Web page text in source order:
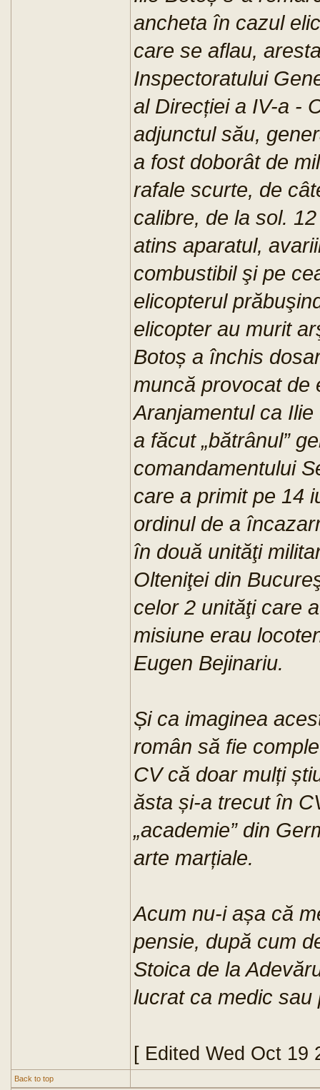
ancheta în cazul
care se aflau,
Inspectoratului
al Direcției a IV-a -
adjunctul său,
a fost doborât de
rafale scurte, de
calibre, de la sol.
atins aparatul,
combustibil şi pe
elicopterul
elicopter au murit
Botoș a închis
muncă provocat de
Aranjamentul ca
a făcut „bătrânul”
comandamentului
care a primit pe 14
ordinul de a
în două unităţi
Olteniţei din
celor 2 unităţi care
misiune erau
Eugen Bejinariu.
Și ca imaginea
român să fie
CV că doar mulți
ăsta și-a trecut în
„academie” din
arte marțiale.
Acum nu-i așa că
pensie, după cum
Stoica de la
lucrat ca medic sau
[ Edited Wed Oct 19
Back to top